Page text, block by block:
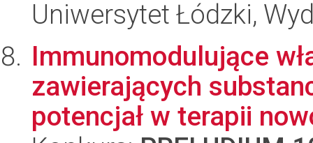
Uniwersytet Łódzki,
Immunomodulujące
zawierających
potencjał w terapii